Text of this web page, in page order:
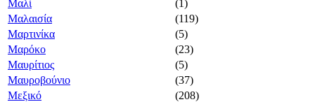
Μαλί
(1)
Μαλαισία
(119)
Μαρτινίκα
(5)
Μαρόκο
(23)
Μαυρίτιος
(5)
Μαυροβούνιο
(37)
Μεξικό
(208)